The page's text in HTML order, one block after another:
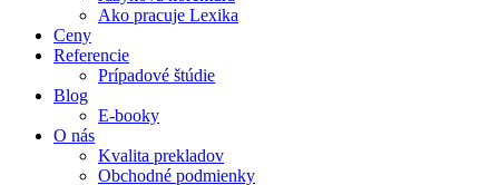
Ako pracuje Lexika
Ceny
Referencie
Prípadové štúdie
Blog
E-booky
O nás
Kvalita prekladov
Obchodné podmienky